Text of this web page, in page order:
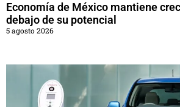
Economía de México mantiene
debajo de su potencial
5 agosto 2026